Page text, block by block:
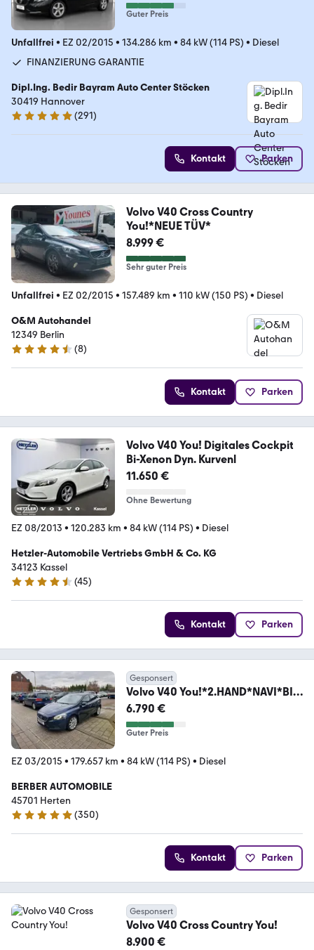
Guter Preis
Unfallfrei • EZ 02/2015 • 134.286 km • 84 kW (114 PS) • Diesel
FINANZIERUNG GARANTIE
Dipl.Ing. Bedir Bayram Auto Center Stöcken
30419 Hannover
4.9 Sterne
(291)
Kontakt Parken
Volvo V40 Cross Country
You!*NEUE TÜV*
8.999 €
Sehr guter Preis
Unfallfrei • EZ 02/2015 • 157.489 km • 110 kW (150 PS) • Diesel
O&M Autohandel
12349 Berlin
4.7 Sterne
(8)
Kontakt Parken
Volvo V40 You! Digitales Cockpit
Bi-Xenon Dyn. Kurvenl
11.650 €
Ohne Bewertung
EZ 08/2013 • 120.283 km • 84 kW (114 PS) • Diesel
Hetzler-Automobile Vertriebs GmbH & Co. KG
34123 Kassel
4.7 Sterne
(45)
Kontakt Parken
Gesponsert
Volvo V40 You!*2.HAND*NAVI*BI-
XENON*SHZ*PDC*
6.790 €
Guter Preis
EZ 03/2015 • 179.657 km • 84 kW (114 PS) • Diesel
BERBER AUTOMOBILE
45701 Herten
4.9 Sterne
(350)
Kontakt Parken
Gesponsert
Volvo V40 Cross Country You!
8.900 €